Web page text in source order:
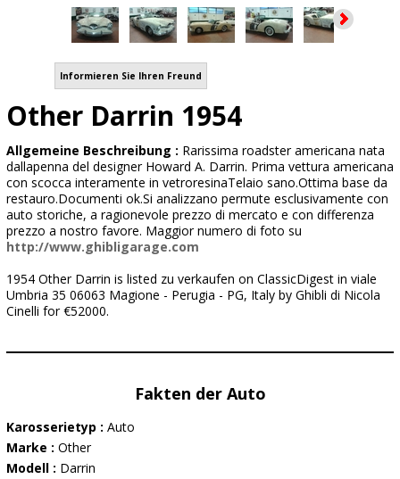
Informieren Sie Ihren Freund
Other Darrin 1954
Allgemeine Beschreibung : Rarissima roadster americana nata
dallapenna del designer Howard A. Darrin. Prima vettura americana
con scocca interamente in vetroresinaTelaio sano.Ottima base da
restauro.Documenti ok.Si analizzano permute esclusivamente con
auto storiche, a ragionevole prezzo di mercato e con differenza
prezzo a nostro favore. Maggior numero di foto su
http://www.ghibligarage.com
1954 Other Darrin is listed zu verkaufen on ClassicDigest in viale
Umbria 35 06063 Magione - Perugia - PG, Italy by Ghibli di Nicola
Cinelli for €52000.
Fakten der Auto
Karosserietyp : Auto
Marke : Other
Modell : Darrin